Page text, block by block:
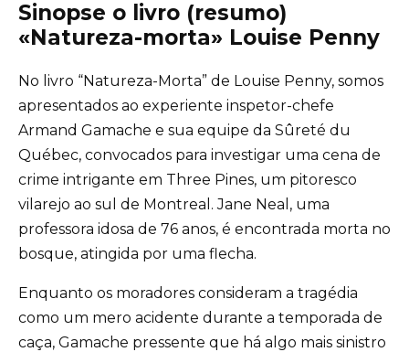
Sinopse o livro (resumo)
«Natureza-morta» Louise Penny
No livro “Natureza-Morta” de Louise Penny, somos
apresentados ao experiente inspetor-chefe
Armand Gamache e sua equipe da Sûreté du
Québec, convocados para investigar uma cena de
crime intrigante em Three Pines, um pitoresco
vilarejo ao sul de Montreal. Jane Neal, uma
professora idosa de 76 anos, é encontrada morta no
bosque, atingida por uma flecha.
Enquanto os moradores consideram a tragédia
como um mero acidente durante a temporada de
caça, Gamache pressente que há algo mais sinistro